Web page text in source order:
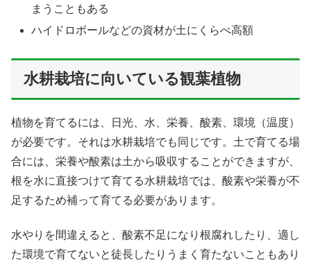
まうこともある
ハイドロボールなどの資材が土にくらべ高額
水耕栽培に向いている観葉植物
植物を育てるには、日光、水、栄養、酸素、環境（温度）
が必要です。それは水耕栽培でも同じです。土で育てる場
合には、栄養や酸素は土から吸収することができますが、
根を水に直接つけて育てる水耕栽培では、酸素や栄養が不
足するため補って育てる必要があります。
水やりを間違えると、酸素不足になり根腐れしたり、適し
た環境で育てないと徒長したりうまく育たないこともあり